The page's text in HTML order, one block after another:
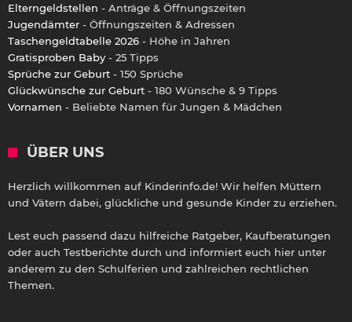
Elterngeldstellen - Anträge & Öffnungszeiten
Jugendämter - Öffnungszeiten & Adressen
Taschengeldtabelle 2026 - Höhe in Jahren
Gratisproben Baby - 25 Tipps
Sprüche zur Geburt - 150 Sprüche
Glückwünsche zur Geburt - 180 Wünsche & 9 Tipps
Vornamen - Beliebte Namen für Jungen & Mädchen
ÜBER UNS
Herzlich willkommen auf Kinderinfo.de! Wir helfen Müttern
und Vätern dabei, glückliche und gesunde Kinder zu erziehen.
Lest euch passend dazu hilfreiche Ratgeber, Kaufberatungen
oder auch Testberichte durch und informiert euch hier unter
anderem zu den Schulferien und zahlreichen rechtlichen
Themen.